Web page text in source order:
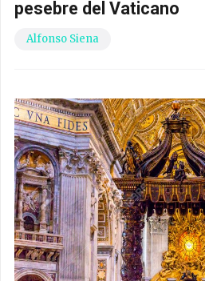
pesebre del Vaticano
Alfonso Siena